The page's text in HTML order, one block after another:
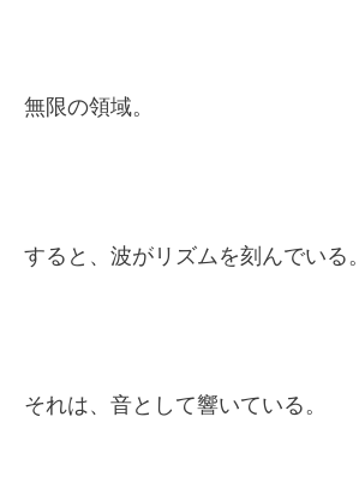
無限の領域。
すると、波がリズムを刻んでいる。
それは、音として響いている。